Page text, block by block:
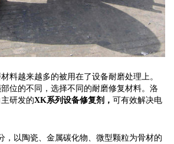
料越来越多的被用在了设备耐磨处理上。
位的不同，选择不同的耐磨修复材料。洛
研发的XK 系列设备修复剂， 可有效解决电
，以陶瓷、金属碳化物、微型颗粒为骨材的